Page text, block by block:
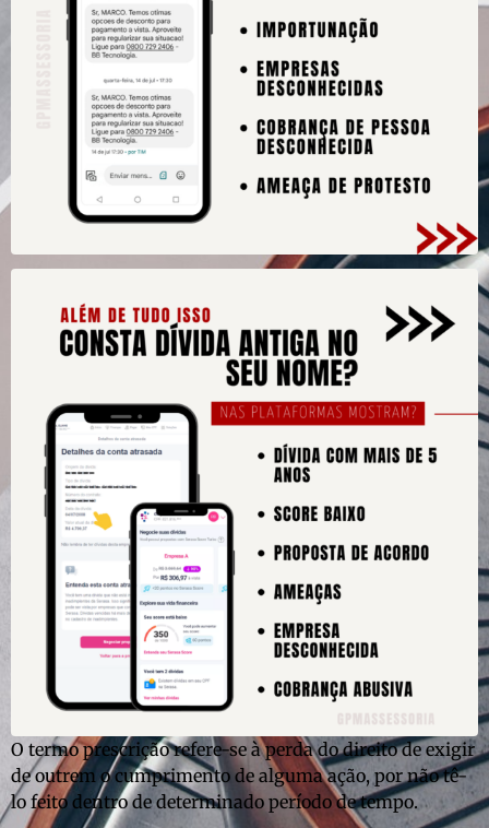
O termo prescrição refere-se à perda do direito de exigir
de outrem o cumprimento de alguma ação, por não tê-
lo feito dentro de determinado período de tempo.